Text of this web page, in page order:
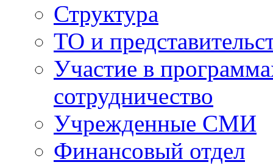
Структура
ТО и
Участие в
сотрудничество
Учрежденные СМИ
Финансовый отдел